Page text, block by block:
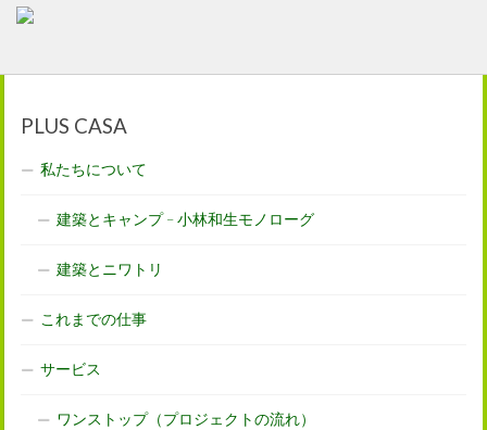
PLUS CASA
私たちについて
建築とキャンプ – 小林和生モノローグ
建築とニワトリ
これまでの仕事
サービス
ワンストップ（プロジェクトの流れ）